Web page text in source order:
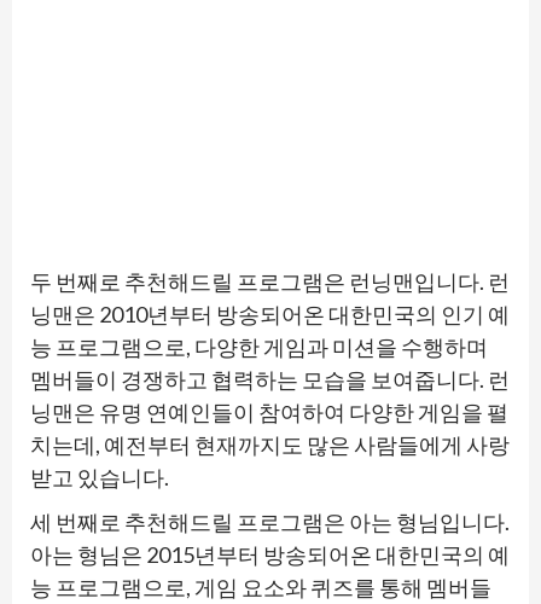
두 번째로 추천해드릴 프로그램은 런닝맨입니다. 런
닝맨은 2010년부터 방송되어온 대한민국의 인기 예
능 프로그램으로, 다양한 게임과 미션을 수행하며
멤버들이 경쟁하고 협력하는 모습을 보여줍니다. 런
닝맨은 유명 연예인들이 참여하여 다양한 게임을 펼
치는데, 예전부터 현재까지도 많은 사람들에게 사랑
받고 있습니다.
세 번째로 추천해드릴 프로그램은 아는 형님입니다.
아는 형님은 2015년부터 방송되어온 대한민국의 예
능 프로그램으로, 게임 요소와 퀴즈를 통해 멤버들